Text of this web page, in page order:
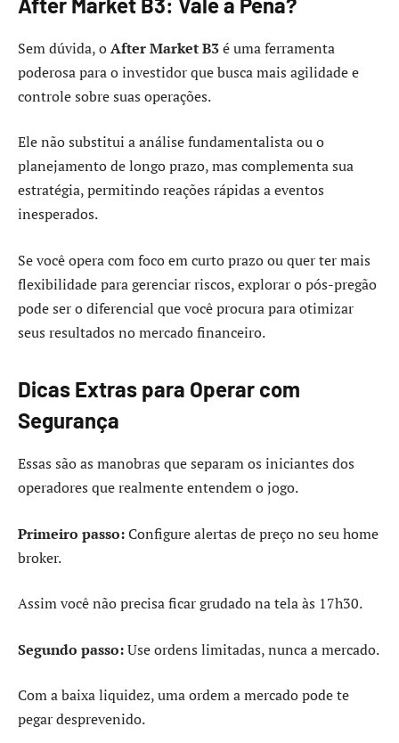
Sem dúvida, oAfter Market B3é uma ferramenta
poderosa para o investidor que busca mais agilidade e
controle sobre suas operações.
Ele não substitui a análise fundamentalista ou o
planejamento de longo prazo, mas complementa sua
estratégia, permitindo reações rápidas a eventos
inesperados.
Se você opera com foco em curto prazo ou quer ter mais
flexibilidade para gerenciar riscos, explorar o pós-pregão
pode ser o diferencial que você procura para otimizar
seus resultados no mercado financeiro.
Dicas Extras para Operar com
Segurança
Essas são as manobras que separam os iniciantes dos
operadores que realmente entendem o jogo.
Primeiro passo:Configure alertas de preço no seu home
broker.
Assim você não precisa ficar grudado na tela às 17h30.
Segundo passo:Use ordens limitadas, nunca a mercado.
Com a baixa liquidez, uma ordem a mercado pode te
pegar desprevenido.